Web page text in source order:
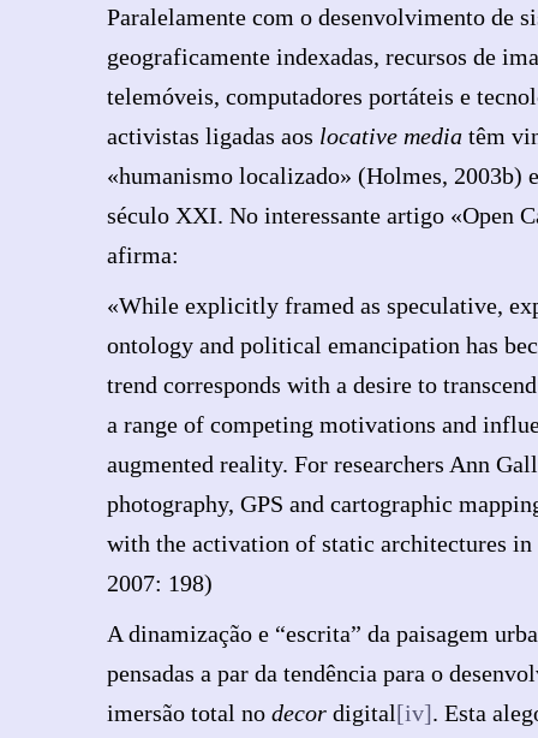
Paralelamente com o desenvolvimento de
geograficamente indexadas, recursos de
telemóveis, computadores portáteis e
activistas ligadas aos locative media têm
«humanismo localizado» (Holmes, 2003b)
século XXI. No interessante artigo «Open
afirma:
«While explicitly framed as speculative,
ontology and political emancipation has
trend corresponds with a desire to
a range of competing motivations and
augmented reality. For researchers Ann
photography, GPS and cartographic
with the activation of static architectures in
2007: 198)
A dinamização e “escrita” da paisagem
pensadas a par da tendência para o
imersão total no decor digital[iv]. Esta